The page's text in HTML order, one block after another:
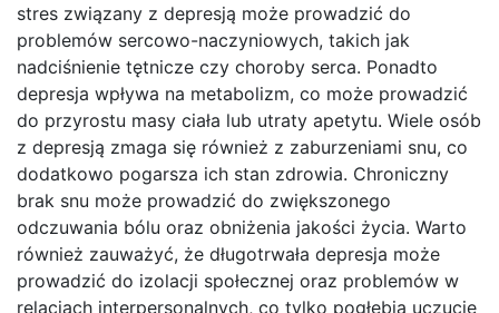
stres związany z depresją może prowadzić do
problemów sercowo-naczyniowych, takich jak
nadciśnienie tętnicze czy choroby serca. Ponadto
depresja wpływa na metabolizm, co może prowadzić
do przyrostu masy ciała lub utraty apetytu. Wiele osób
z depresją zmaga się również z zaburzeniami snu, co
dodatkowo pogarsza ich stan zdrowia. Chroniczny
brak snu może prowadzić do zwiększonego
odczuwania bólu oraz obniżenia jakości życia. Warto
również zauważyć, że długotrwała depresja może
prowadzić do izolacji społecznej oraz problemów w
relacjach interpersonalnych, co tylko pogłębia uczucie